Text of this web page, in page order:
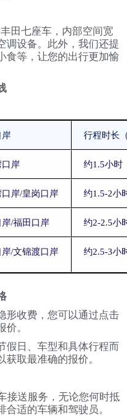
田七座车，内部空间宽
调设备。此外，我们还提
食等，让您的出行更加愉
岸 行程时长
口岸 约1.5小时
岸/皇岗口岸 约1.5-2小
岸/福田口岸 约2-2.5小
岸/文锦渡口岸 约2.5-3小
形收费，您可以通过点击
。
假日、车型和具体行程而
取最准确的报价。
接送服务，无论您何时抵
适的车辆和驾驶员。